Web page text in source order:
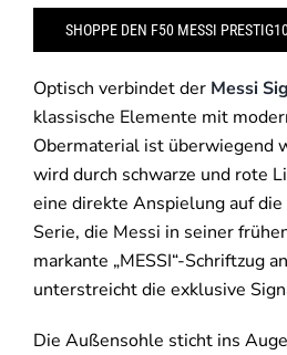
SHOPPE DEN F50 MESSI
Optisch verbindet der Messi
klassische Elemente mit
Obermaterial ist überwiegend
wird durch schwarze und rote
eine direkte Anspielung auf
Serie, die Messi in seiner
markante „MESSI“-Schriftzug
unterstreicht die exklusive
Die Außensohle sticht ins